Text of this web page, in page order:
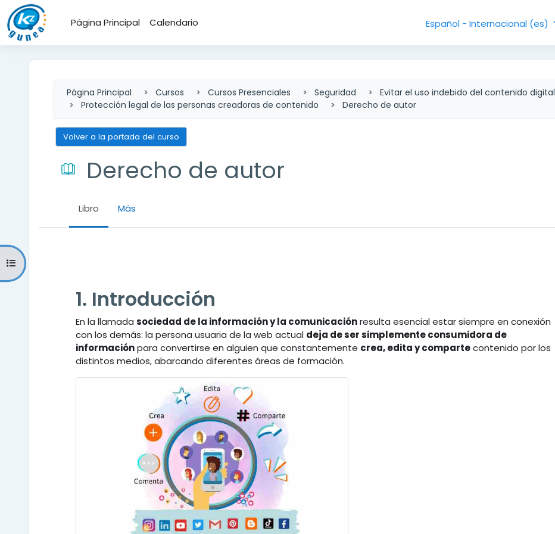
Salta al contenido principal
Página Principal
Calendario Español - Internacional ‎(es)‎
Abrir índice del curso
Página Principal Cursos Cursos Presenciales Seguridad
Evitar el uso indebido del contenido digital
Protección legal de las personas creadoras de contenido
Derecho de autor
Volver a la portada del curso
Derecho de autor
Libro Más
1. Introducción
En la llamadasociedad de la información y la comunicaciónresulta esencial estar siempre en conexión
con los demás: la persona usuaria de la web actual deja de ser simplemente consumidora de
informaciónpara convertirse en alguien que constantemente crea, edita y compartecontenido por los
distintos medios, abarcando diferentes áreas de formación.